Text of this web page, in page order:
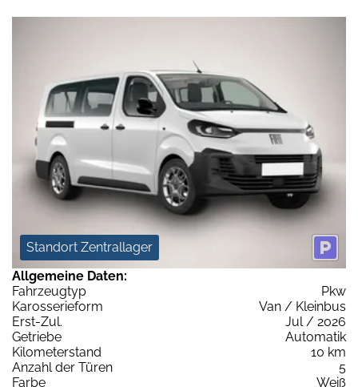
Standort Zentrallager
Allgemeine Daten:
Fahrzeugtyp
Pkw
Karosserieform
Van / Kleinbus
Erst-Zul.
Jul / 2026
Getriebe
Automatik
Kilometerstand
10 km
Anzahl der Türen
5
Farbe
Weiß